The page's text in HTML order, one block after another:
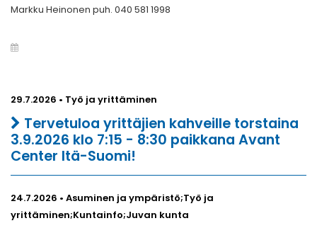
Markku Heinonen puh. 040 581 1998
29.7.2026 • Työ ja yrittäminen
Tervetuloa yrittäjien kahveille torstaina
3.9.2026 klo 7:15 - 8:30 paikkana Avant
Center Itä-Suomi!
24.7.2026 • Asuminen ja ympäristö;Työ ja
yrittäminen;Kuntainfo;Juvan kunta